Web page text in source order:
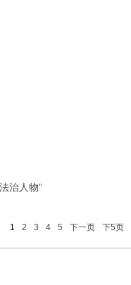
治人物”
1 2 3 4 5 下一页 下5页